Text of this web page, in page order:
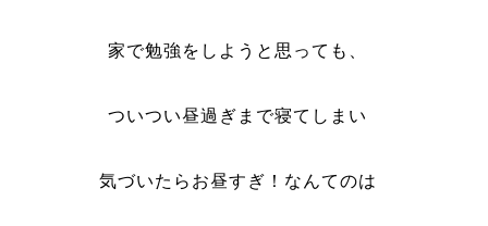
家で勉強をしようと思っても、
ついつい昼過ぎまで寝てしまい
気づいたらお昼すぎ！なんてのは